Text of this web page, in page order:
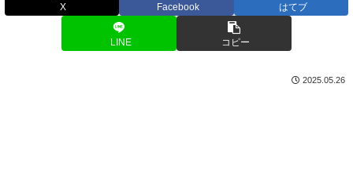
X Facebook はてブ
LINE コピー
2025.05.26